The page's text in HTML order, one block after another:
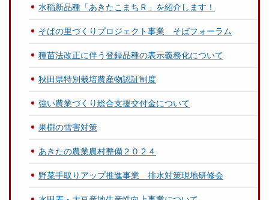
水稲新品種「あきたこまちＲ」を紹介します！
そばの里づくりプロジェクト事業 そばフォーラム
種苗法改正に伴う登録品種の表示義務化について
秋田県特別栽培農産物認証制度
強い農業づくり総合支援交付金について
果樹の雪害対策
あきたの農業農村整備２０２４
野菜手取りアップ推進事業 排水対策現地研修会